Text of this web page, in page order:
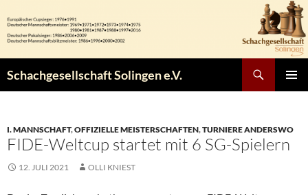
Inhalt
springen
Schachgesellschaft Solingen e.V.
I. MANNSCHAFT,OFFIZIELLE MEISTERSCHAFTEN,TURNIERE ANDERSWO
FIDE-Weltcup startet mit 6 SG-Spielern
12. JULI 2021 OLLI KNIEST